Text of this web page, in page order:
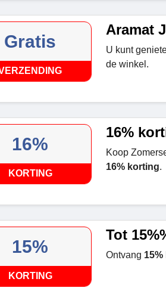
Gratis
Aramat
U kunt
de winkel.
16%
KORTING
16%
Koop
16% korting.
15%
KORTING
Tot
Ontvang